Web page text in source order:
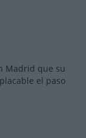
Madrid que su
el paso